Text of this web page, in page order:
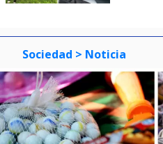
Sociedad > Noticia